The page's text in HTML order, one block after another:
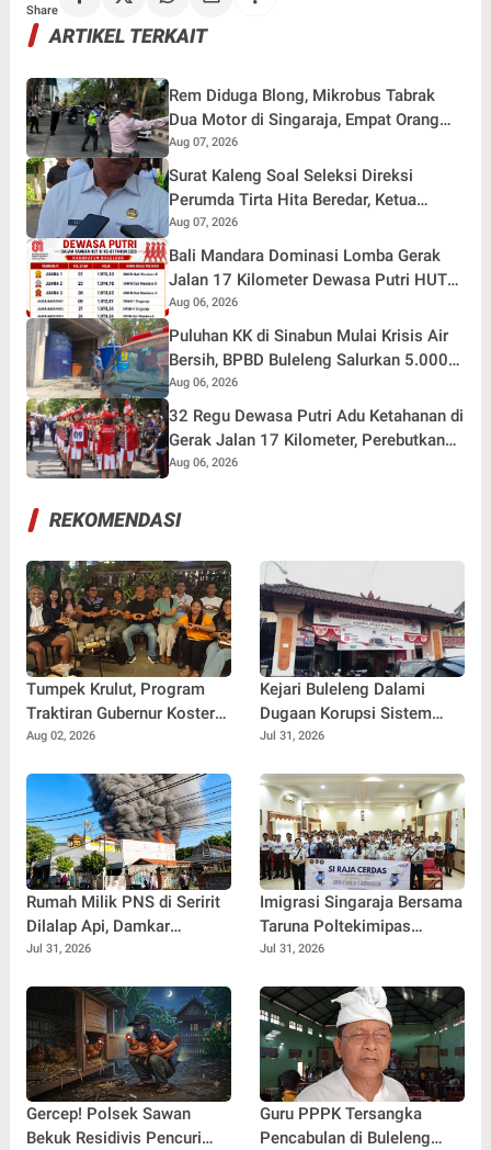
Share
ARTIKEL TERKAIT
Rem Diduga Blong, Mikrobus Tabrak
Dua Motor di Singaraja, Empat Orang
Terluka
Aug 07, 2026
Surat Kaleng Soal Seleksi Direksi
Perumda Tirta Hita Beredar, Ketua
Pansel: Kenapa Tidak Gunakan Masa
Sanggah?
Aug 07, 2026
Bali Mandara Dominasi Lomba Gerak
Jalan 17 Kilometer Dewasa Putri HUT
RI ke-81 di Buleleng
Aug 06, 2026
Puluhan KK di Sinabun Mulai Krisis Air
Bersih, BPBD Buleleng Salurkan 5.000
Liter Air dan Siaga Hadapi Dampak
Kemarau
Aug 06, 2026
32 Regu Dewasa Putri Adu Ketahanan di
Gerak Jalan 17 Kilometer, Perebutkan
Hadiah Rp82,5 Juta pada HUT RI ke-81
Aug 06, 2026
REKOMENDASI
Tumpek Krulut, Program
Traktiran Gubernur Koster
Dongkrak Omzet UMKM
Aug 02, 2026
Kejari Buleleng Dalami
Dugaan Korupsi Sistem
Elektronik Perumda Pasar,
Jul 31, 2026
Rumah Milik PNS di Seririt
Dilalap Api, Damkar
Buleleng Berjibaku Selama
Kebakaran
Jul 31, 2026
Imigrasi Singaraja Bersama
Taruna Poltekimipas
Edukasi Ratusan Pelajar
Cerdas
Jul 31, 2026
Gercep! Polsek Sawan
Bekuk Residivis Pencuri
Guru PPPK Tersangka
Pencabulan di Buleleng